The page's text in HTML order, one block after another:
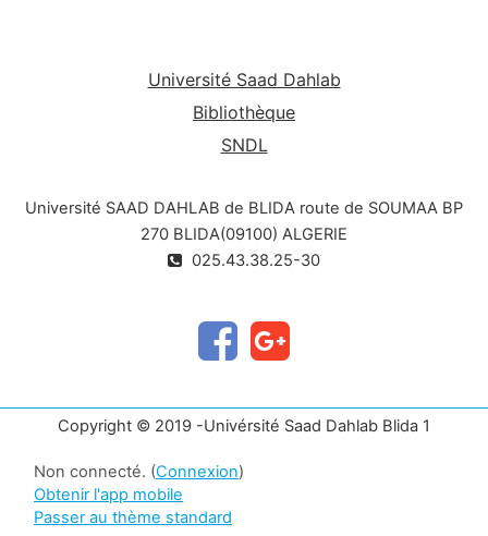
Université Saad Dahlab
Bibliothèque
SNDL
Université SAAD DAHLAB de BLIDA route de SOUMAA BP
270 BLIDA(09100) ALGERIE
025.43.38.25-30
Copyright © 2019 -Univérsité Saad Dahlab Blida 1
Non connecté. (Connexion)
Obtenir l'app mobile
Passer au thème standard